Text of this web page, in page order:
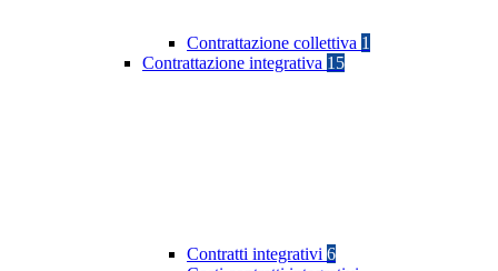
Contrattazione collettiva 1
Contrattazione integrativa 15
Contratti integrativi 6